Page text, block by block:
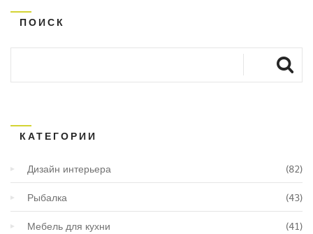
ПОИСК
КАТЕГОРИИ
Дизайн интерьера (82)
Рыбалка (43)
Мебель для кухни (41)